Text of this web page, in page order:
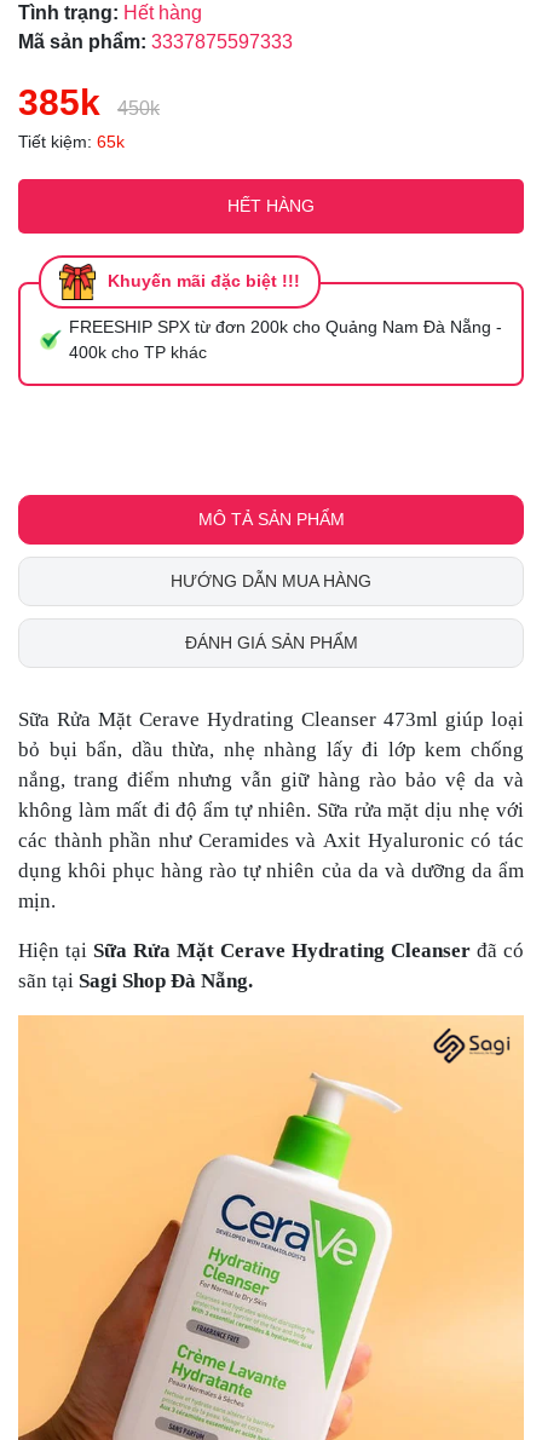
Tình trạng: Hết hàng
Mã sản phẩm: 3337875597333
385k 450k
Tiết kiệm: 65k
HẾT HÀNG
Khuyến mãi đặc biệt !!!
FREESHIP SPX từ đơn 200k cho Quảng Nam Đà Nẵng -
400k cho TP khác
MÔ TẢ SẢN PHẨM
HƯỚNG DẪN MUA HÀNG
ĐÁNH GIÁ SẢN PHẨM
Sữa Rửa Mặt Cerave Hydrating Cleanser 473ml giúp loại
bỏ bụi bẩn, dầu thừa, nhẹ nhàng lấy đi lớp kem chống
nắng, trang điểm nhưng vẫn giữ hàng rào bảo vệ da và
không làm mất đi độ ẩm tự nhiên. Sữa rửa mặt dịu nhẹ với
các thành phần như Ceramides và Axit Hyaluronic có tác
dụng khôi phục hàng rào tự nhiên của da và dưỡng da ẩm
mịn.
Hiện tại Sữa Rửa Mặt Cerave Hydrating Cleanser đã có
sãn tại Sagi Shop Đà Nẵng.